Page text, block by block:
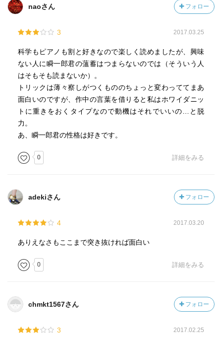
naoさん フォロー
3 2017.03.25
科学もピアノも割と好きなので楽しく読めましたが、興味
ない人に瞬一郎君の薀蓄はつまらないのでは（そういう人
はそもそも読まないか）。
トリックは薄々察しがつくもののちょっと変わっててまあ
面白いのですが、作中の言葉を借りると私はホワイダニッ
トに重きをおくタイプなので動機はそれでいいの…と脱
力。
あ、瞬一郎君の性格は好きです。
0 詳細をみる
adekiさん フォロー
4 2017.03.20
ありえなさもここまで突き抜ければ面白い
0 詳細をみる
chmkt1567さん フォロー
3 2017.02.25